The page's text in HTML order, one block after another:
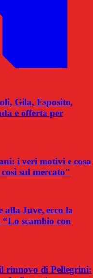
Gila, Esposito,
e offerta per
i veri motivi e cosa
sul mercato"
alla Juve, ecco la
scambio con
rinnovo di Pellegrini: